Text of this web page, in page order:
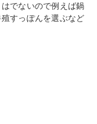
でないので例えば鍋
すっぽんを選ぶなど